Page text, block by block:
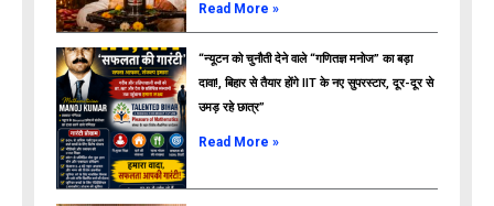
ads
Read More »
“न्यूटन को चुनौती देने वाले “गणितज्ञ मनोज” का बड़ा
दावा!, बिहार से तैयार होंगे IIT के नए सुपरस्टार, दूर-दूर से
उमड़ रहे छात्र”
Read More »